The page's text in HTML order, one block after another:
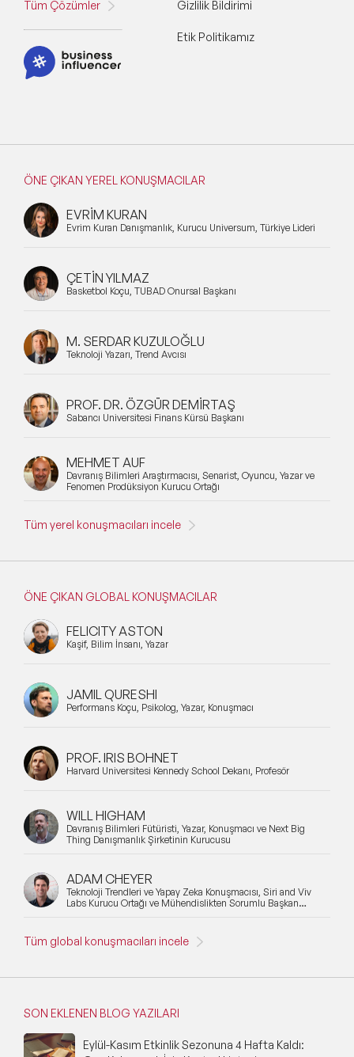
Tüm Çözümler Gizlilik Bildirimi
Etik Politikamız
ÖNE ÇIKAN YEREL KONUŞMACILAR
EVRİM KURAN
Evrim Kuran Danışmanlık, Kurucu Universum, Türkiye Lideri
ÇETİN YILMAZ
Basketbol Koçu, TÜBAD Onursal Başkanı
M. SERDAR KUZULOĞLU
Teknoloji Yazarı, Trend Avcısı
PROF. DR. ÖZGÜR DEMİRTAŞ
Sabancı Üniversitesi Finans Kürsü Başkanı
MEHMET AUF
Davranış Bilimleri Araştırmacısı, Senarist, Oyuncu, Yazar ve
Fenomen Prodüksiyon Kurucu Ortağı
Tüm yerel konuşmacıları incele
ÖNE ÇIKAN GLOBAL KONUŞMACILAR
FELICITY ASTON
Kaşif, Bilim İnsanı, Yazar
JAMIL QURESHI
Performans Koçu, Psikolog, Yazar, Konuşmacı
PROF. IRIS BOHNET
Harvard Üniversitesi Kennedy School Dekanı, Profesör
WILL HIGHAM
Davranış Bilimleri Fütüristi, Yazar, Konuşmacı ve Next Big
Thing Danışmanlık Şirketinin Kurucusu
ADAM CHEYER
Teknoloji Trendleri ve Yapay Zeka Konuşmacısı, Siri and Viv
Labs Kurucu Ortağı ve Mühendislikten Sorumlu Başkan
Tüm global konuşmacıları incele
SON EKLENEN BLOG YAZILARI
Eylül-Kasım Etkinlik Sezonuna 4 Hafta Kaldı:
Konular
Kişisel Dönüşüm Konuşmacıları
Sürdürülebilirlik Konuşmacıları
Finans & Ekonomi Konuşmacıları
Pazarlama & Yaratıcılık Konuşmacıları
Mindfulness Konuşmacıları
İlham Veren Konuşmacılar
Mizah Konuşmacıları
Müşteri & Tüketici Trendleri Konuşmacıları
İnovasyon Konuşmacıları
Girişimcilik Konuşmacıları
Neuro Science (Sinir Bilimi) Konuşmacıları
Dijital Pazarlama ve Sosyal Medya
Konuşmacıları
Ebeveynlik Konuşmacıları
Filtrele Temizle